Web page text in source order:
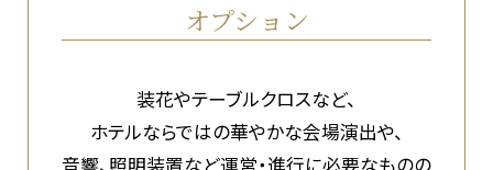
オプション
装花やテーブルクロスなど、
ホテルならではの華やかな会場演出や、